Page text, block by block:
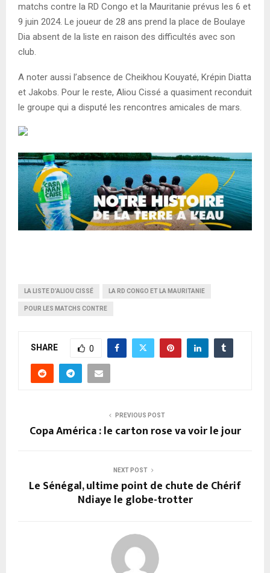
matchs contre la RD Congo et la Mauritanie prévus les 6 et
9 juin 2024. Le joueur de 28 ans prend la place de Boulaye
Dia absent de la liste en raison des difficultés avec son
club.
A noter aussi l’absence de Cheikhou Kouyaté, Krépin Diatta
et Jakobs. Pour le reste, Aliou Cissé a quasiment reconduit
le groupe qui a disputé les rencontres amicales de mars.
LA LISTE D’ALIOU CISSÉ LA RD CONGO ET LA MAURITANIE
POUR LES MATCHS CONTRE
SHARE 0
PREVIOUS POST
Copa América : le carton rose va voir le jour
NEXT POST
Le Sénégal, ultime point de chute de Chérif
Ndiaye le globe-trotter